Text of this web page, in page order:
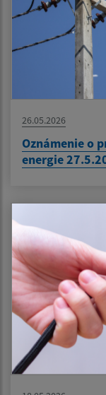
26.05.2026
Oznámenie o
energie